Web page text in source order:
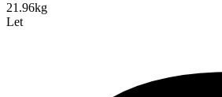
21.96kg
Let